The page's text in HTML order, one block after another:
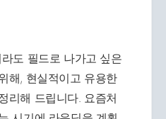
도 필드로 나가고 싶은
해, 현실적이고 유용한
리해 드립니다. 요즘처